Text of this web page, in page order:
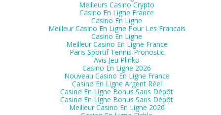
Meilleurs Casino Crypto
Casino En Ligne France
Casino En Ligne
Meilleur Casino En Ligne Pour Les Francais
Casino En Ligne
Meilleur Casino En Ligne France
Paris Sportif Tennis Pronostic
Avis Jeu Plinko
Casino En Ligne 2026
Nouveau Casino En Ligne France
Casino En Ligne Argent Réel
Casino En Ligne Bonus Sans Dépôt
Casino En Ligne Bonus Sans Dépôt
Meilleur Casino En Ligne 2026